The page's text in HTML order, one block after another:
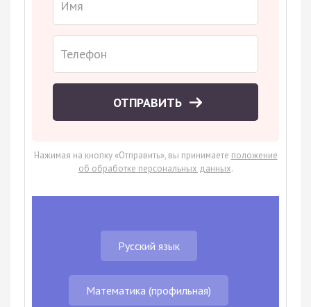
ОТПРАВИТЬ
Нажимая на кнопку «Отправить», вы принимаете положение
об обработке персональных данных.
Русский язык
Математика (профильная)